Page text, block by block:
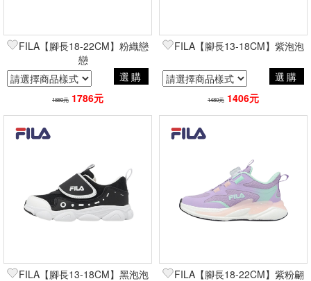
FILA【腳長18-22CM】粉織戀
戀
選購
1880元 1786元
FILA【腳長13-18CM】紫泡泡
選購
1480元 1406元
FILA【腳長13-18CM】黑泡泡 FILA【腳長18-22CM】紫粉翩